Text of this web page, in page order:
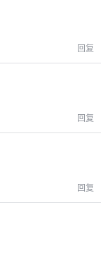
回复
回复
回复